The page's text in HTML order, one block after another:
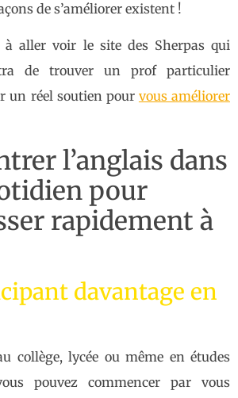
de s’améliorer existent !
à aller voir le site des Sherpas qui
de trouver un prof particulier
un réel soutien pour vous améliorer
l’anglais dans
pour
rapidement à
davantage en
collège, lycée ou même en études
pouvez commencer par vous